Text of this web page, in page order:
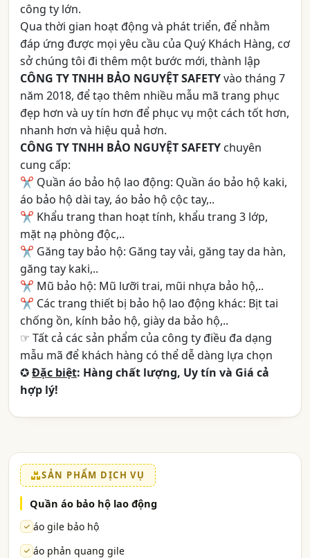
công ty lớn.
Qua thời gian hoạt động và phát triển, để nhằm
đáp ứng được mọi yêu cầu của Quý Khách Hàng, cơ
sở chúng tôi đi thêm một bước mới, thành lập
CÔNG TY TNHH BẢO NGUYỆT SAFETYvào tháng 7
năm 2018, để tạo thêm nhiều mẫu mã trang phục
đẹp hơn và uy tín hơn để phục vụ một cách tốt hơn,
nhanh hơn và hiệu quả hơn.
CÔNG TY TNHH BẢO NGUYỆT SAFETY chuyên
cung cấp:
✂ Quần áo bảo hộ lao động: Quần áo bảo hộ kaki,
áo bảo hộ dài tay, áo bảo hộ cộc tay,..
✂ Khẩu trang than hoạt tính, khẩu trang 3 lớp,
mặt nạ phòng độc,..
✂ Găng tay bảo hộ: Găng tay vải, găng tay da hàn,
găng tay kaki,..
✂ Mũ bảo hộ: Mũ lưỡi trai, mũi nhựa bảo hộ,..
✂ Các trang thiết bị bảo hộ lao động khác: Bịt tai
chống ồn, kính bảo hộ, giày da bảo hộ,..
☞ Tất cả các sản phẩm của công ty điều đa dạng
mẫu mã để khách hàng có thể dễ dàng lựa chọn
✪Đặc biệt: Hàng chất lượng, Uy tín và Giá cả
hợp lý!
SẢN PHẨM DỊCH VỤ
Quần áo bảo hộ lao động
áo gile bảo hộ
áo phản quang gile